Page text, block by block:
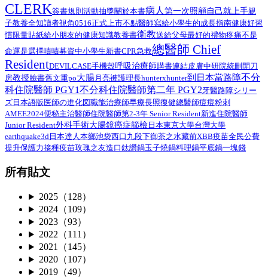
CLERK簽書規則 活動抽獎關於本書病人 第一次照顧自己就上手親
子教養全知讀者視角0516正式上市不點醫師寫給小學生的成長指南健康好習
慣限量貼紙給小朋友的健康知識教養書衛教送給父母最好的禮物疼痛不是
命運是選擇嘖嘖募資中小學生新書CPR急救總醫師 Chief
ResidentDEVILCASE手機殼呼吸治療師購書連結皮膚中研院統刪 開刀
房教授臉書舊文重po大腸 月亮褲護理長hunterxhunter到日本當路障不分
科住院醫師 PGY1不分科住院醫師第二年 PGY2牙醫路障シリー
ズ日本語版医師の進化図職能治療師早療長照復健總醫師痘痘粉刺
AMEE2024便秘主治醫師住院醫師第2-3年 Senior Resident新進住院醫師
Junior Resident外科手術大腸鏡癌症篩檢 日本東京大學台灣大學
earthquake3d 日本達人本鄉池袋西口 九段下御茶之水藏前XBB疫苗全民公費
提升保護力接種疫苗玫瑰之友造口鈦讚鍋玉子燒鍋料理鍋平底鍋一塊錢
所有貼文
2025（128）
2024（109）
2023（93）
2022（111）
2021（145）
2020（107）
2019（49）